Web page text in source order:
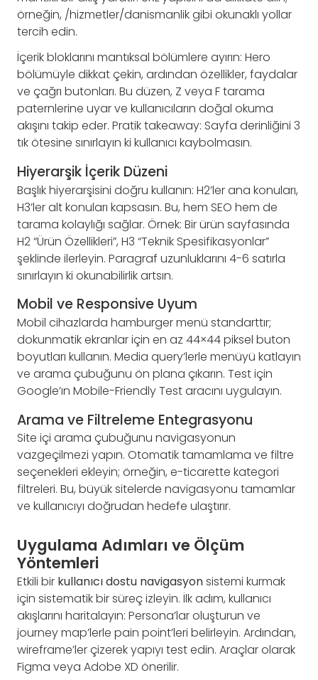
örneğin, /hizmetler/danismanlik gibi okunaklı yollar
tercih edin.
İçerik bloklarını mantıksal bölümlere ayırın: Hero
bölümüyle dikkat çekin, ardından özellikler, faydalar
ve çağrı butonları. Bu düzen, Z veya F tarama
paternlerine uyar ve kullanıcıların doğal okuma
akışını takip eder. Pratik takeaway: Sayfa derinliğini 3
tık ötesine sınırlayın ki kullanıcı kaybolmasın.
Hiyerarşik İçerik Düzeni
Başlık hiyerarşisini doğru kullanın: H2’ler ana konuları,
H3’ler alt konuları kapsasın. Bu, hem SEO hem de
tarama kolaylığı sağlar. Örnek: Bir ürün sayfasında
H2 “Ürün Özellikleri”, H3 “Teknik Spesifikasyonlar”
şeklinde ilerleyin. Paragraf uzunluklarını 4-6 satırla
sınırlayın ki okunabilirlik artsın.
Mobil ve Responsive Uyum
Mobil cihazlarda hamburger menü standarttır;
dokunmatik ekranlar için en az 44×44 piksel buton
boyutları kullanın. Media query’lerle menüyü katlayın
ve arama çubuğunu ön plana çıkarın. Test için
Google’ın Mobile-Friendly Test aracını uygulayın.
Arama ve Filtreleme Entegrasyonu
Site içi arama çubuğunu navigasyonun
vazgeçilmezi yapın. Otomatik tamamlama ve filtre
seçenekleri ekleyin; örneğin, e-ticarette kategori
filtreleri. Bu, büyük sitelerde navigasyonu tamamlar
ve kullanıcıyı doğrudan hedefe ulaştırır.
Uygulama Adımları ve Ölçüm
Yöntemleri
Etkili bir kullanıcı dostu navigasyonsistemi kurmak
için sistematik bir süreç izleyin. İlk adım, kullanıcı
akışlarını haritalayın: Persona’lar oluşturun ve
journey map’lerle pain point’leri belirleyin. Ardından,
wireframe’ler çizerek yapıyı test edin. Araçlar olarak
Figma veya Adobe XD önerilir.